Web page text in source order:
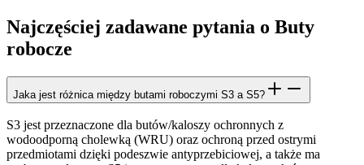
Najczęściej zadawane pytania o Buty
robocze
Jaka jest różnica między butami roboczymi S3 a S5?
S3 jest przeznaczone dla butów/kaloszy ochronnych z
wodoodporną cholewką (WRU) oraz ochroną przed ostrymi
przedmiotami dzięki podeszwie antyprzebiciowej, a także ma